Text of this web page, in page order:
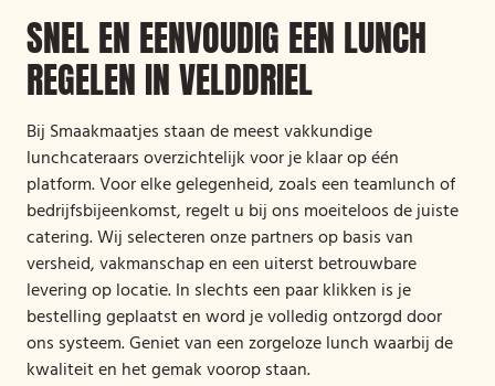
SNEL EN EENVOUDIG EEN LUNCH
REGELEN IN VELDDRIEL
Bij Smaakmaatjes staan de meest vakkundige
lunchcateraars overzichtelijk voor je klaar op één
platform. Voor elke gelegenheid, zoals een teamlunch of
bedrijfsbijeenkomst, regelt u bij ons moeiteloos de juiste
catering. Wij selecteren onze partners op basis van
versheid, vakmanschap en een uiterst betrouwbare
levering op locatie. In slechts een paar klikken is je
bestelling geplaatst en word je volledig ontzorgd door
ons systeem. Geniet van een zorgeloze lunch waarbij de
kwaliteit en het gemak voorop staan.